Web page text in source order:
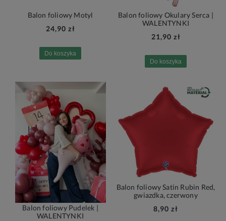
Balon foliowy Motyl
24,90 zł
Do koszyka
Balon foliowy Okulary Serca |
WALENTYNKI
21,90 zł
Do koszyka
Balon foliowy Pudelek |
WALENTYNKI
Balon foliowy Satin Rubin Red,
gwiazdka, czerwony
8,90 zł